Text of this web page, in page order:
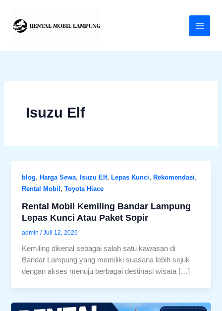
konten
Isuzu Elf
blog,Harga Sewa, Isuzu Elf,Lepas Kunci,Rekomendasi,
Rental Mobil ,Toyota Hiace
Rental Mobil Kemiling Bandar Lampung
Lepas Kunci Atau Paket Sopir
admin/Juli 12, 2026
Kemiling dikenal sebagai salah satu kawasan di
Bandar Lampung yang memiliki suasana lebih sejuk
dengan akses menuju berbagai destinasi wisata […]